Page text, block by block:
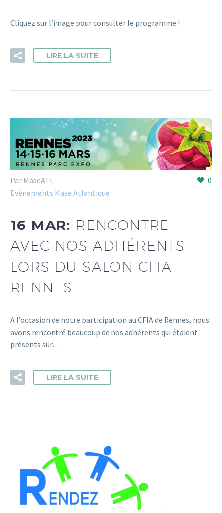
Cliquez sur l’image pour consulter le programme !
LIRE LA SUITE
0
Par MaseATL
Evénements Mase Atlantique
16 MAR: RENCONTRE
AVEC NOS ADHÉRENTS
LORS DU SALON CFIA
RENNES
A l’occasion de notre participation au CFIA de Rennes, nous
avons rencontré beaucoup de nos adhérents qui étaient
présents sur…
LIRE LA SUITE